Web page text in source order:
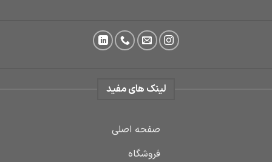
لینک های مفید
صفحه اصلی
فروشگاه